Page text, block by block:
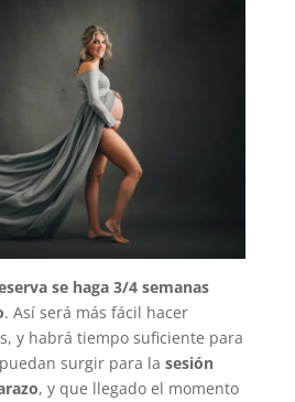
se haga 3/4 semanas
. Así será más fácil hacer
y habrá tiempo suficiente para
surgir para la sesión
, y que llegado el momento